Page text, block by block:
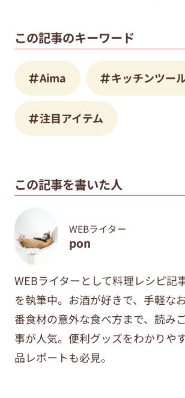
この記事のキーワード
Aima キッチンツー
注目アイテム
この記事を書いた人
WEBライター
pon
WEBライターとして料理レシピ記
を執筆中。 お酒が好きで、手軽な
番食材の意外な食べ方まで、 読み
事が人気。便利グッズをわかりや
品レポートも必見。